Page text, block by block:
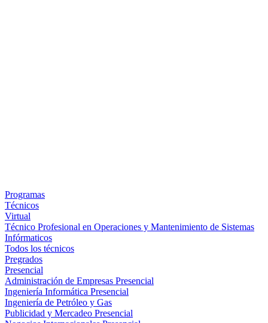
Programas
Técnicos
Virtual
Técnico Profesional en Operaciones y Mantenimiento de Sistemas
Infórmaticos
Todos los técnicos
Pregrados
Presencial
Administración de Empresas Presencial
Ingeniería Informática Presencial
Ingeniería de Petróleo y Gas
Publicidad y Mercadeo Presencial